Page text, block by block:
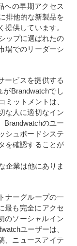
への早期アクセス
排他的な新製品を
供しています。
ップに選ばれたの
場でのリーダーシ
ービスを提供する
Brandwatchでし
ミットメントは、
な人に適切なイン
Brandwatchのユー
シュボードシステ
を確認することが
企業は他にありま
ナーグループの一
最も完全にアクセ
のソーシャルイン
ユーザーは、
、ニュースアイテ